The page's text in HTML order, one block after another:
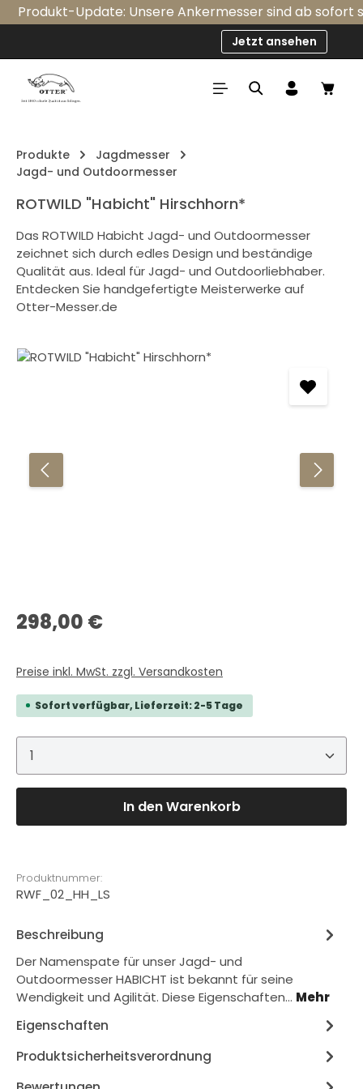
Zum Hauptinhalt springen
Produkt-Update: Unsere Ankermesser sind ab sofort
Jetzt ansehen
Produkte
Jagdmesser
Jagd- und Outdoormesser
ROTWILD "Habicht" Hirschhorn*
Das ROTWILD Habicht Jagd- und Outdoormesser
zeichnet sich durch edles Design und beständige
Qualität aus. Ideal für Jagd- und Outdoorliebhaber.
Entdecken Sie handgefertigte Meisterwerke auf
Otter-Messer.de
Bildergalerie überspringen
Regulärer Preis:
298,00 €
Preise inkl. MwSt. zzgl. Versandkosten
Sofort verfügbar, Lieferzeit: 2-5 Tage
Produkt Anzahl: Gib den gewünschten Wert
In den Warenkorb
Produktnummer:
RWF_02_HH_LS
Beschreibung
Der Namenspate für unser Jagd- und
Outdoormesser HABICHT ist bekannt für seine
Wendigkeit und Agilität. Diese Eigenschaften… Mehr
Eigenschaften
Produktsicherheitsverordnung